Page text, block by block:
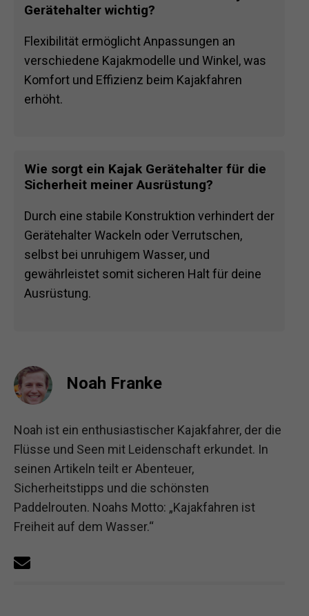
Gerätehalter wichtig?
Flexibilität ermöglicht Anpassungen an
verschiedene Kajakmodelle und Winkel, was
Komfort und Effizienz beim Kajakfahren
erhöht.
Wie sorgt ein Kajak Gerätehalter für die
Sicherheit meiner Ausrüstung?
Durch eine stabile Konstruktion verhindert der
Gerätehalter Wackeln oder Verrutschen,
selbst bei unruhigem Wasser, und
gewährleistet somit sicheren Halt für deine
Ausrüstung.
Noah Franke
Noah ist ein enthusiastischer Kajakfahrer, der die
Flüsse und Seen mit Leidenschaft erkundet. In
seinen Artikeln teilt er Abenteuer,
Sicherheitstipps und die schönsten
Paddelrouten. Noahs Motto: „Kajakfahren ist
Freiheit auf dem Wasser.“